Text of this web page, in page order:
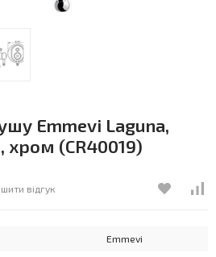
Emmevi Laguna,
(CR40019)
відгук
Emmevi